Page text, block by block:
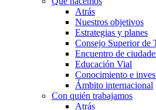
Atrás
Nuestros objetivos
Estrategias y planes
Consejo Superior de
Encuentro de
Educación Vial
Conocimiento e
Ámbito internacional
Con quién trabajamos
Atrás